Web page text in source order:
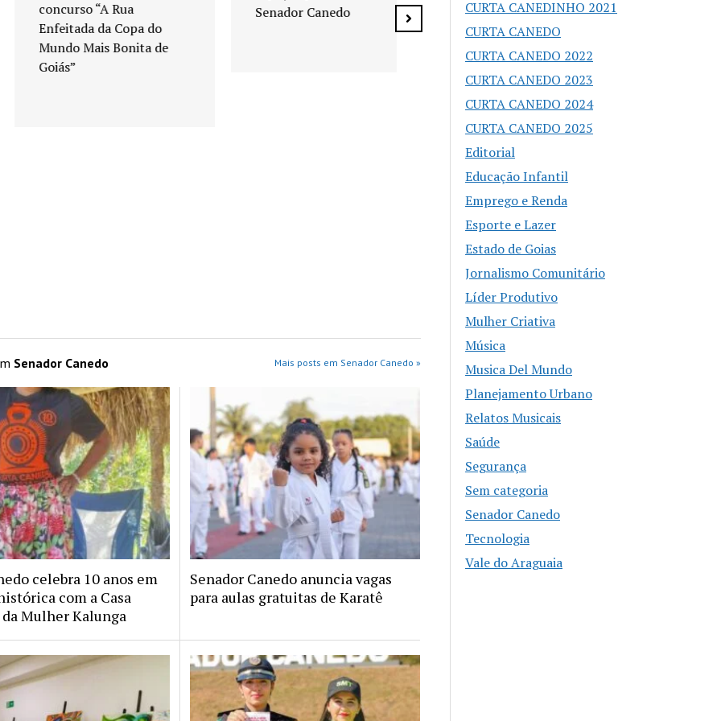
concurso “A Rua
Enfeitada da Copa do
Mundo Mais Bonita de
Senador Canedo
Senador Canedo
Senador Canedo Mais posts em Senador Canedo »
celebra 10 anos em
com a Casa
Mulher Kalunga
Senador Canedo anuncia vagas
para aulas gratuitas de Karatê
CURTA CANEDINHO 2021
CURTA CANEDO
CURTA CANEDO 2022
CURTA CANEDO 2023
CURTA CANEDO 2024
CURTA CANEDO 2025
Editorial
Educação Infantil
Emprego e Renda
Esporte e Lazer
Estado de Goias
Jornalismo Comunitário
Líder Produtivo
Mulher Criativa
Música
Musica Del Mundo
Planejamento Urbano
Relatos Musicais
Saúde
Segurança
Sem categoria
Senador Canedo
Tecnologia
Vale do Araguaia